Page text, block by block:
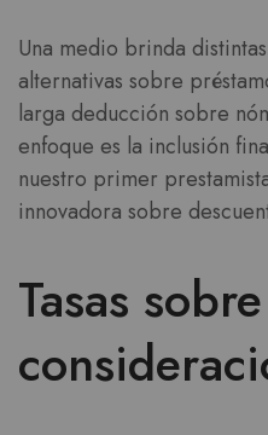
Una medio brinda distintas
alternativas sobre
larga deducción sobre
enfoque es la inclusión
nuestro primer
innovadora sobre
Tasas sobre